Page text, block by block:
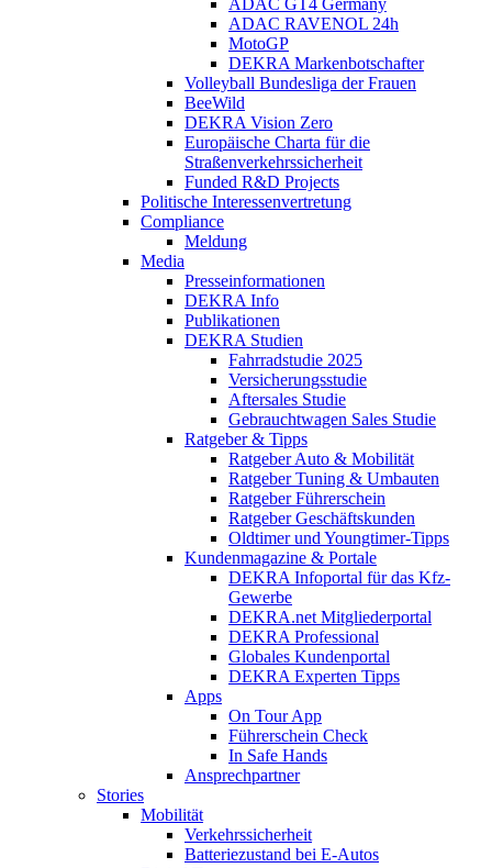
ADAC RAVENOL 24h
MotoGP
DEKRA Markenbotschafter
Volleyball Bundesliga der Frauen
BeeWild
DEKRA Vision Zero
Europäische Charta für die
Straßenverkehrssicherheit
Funded R&D Projects
Politische Interessenvertretung
Compliance
Meldung
Media
Presseinformationen
DEKRA Info
Publikationen
DEKRA Studien
Fahrradstudie 2025
Versicherungsstudie
Aftersales Studie
Gebrauchtwagen Sales Studie
Ratgeber & Tipps
Ratgeber Auto & Mobilität
Ratgeber Tuning & Umbauten
Ratgeber Führerschein
Ratgeber Geschäftskunden
Oldtimer und Youngtimer-Tipps
Kundenmagazine & Portale
DEKRA Infoportal für das Kfz-
Gewerbe
DEKRA.net Mitgliederportal
DEKRA Professional
Globales Kundenportal
DEKRA Experten Tipps
Apps
On Tour App
Führerschein Check
In Safe Hands
Ansprechpartner
Stories
Mobilität
Verkehrssicherheit
Batteriezustand bei E-Autos